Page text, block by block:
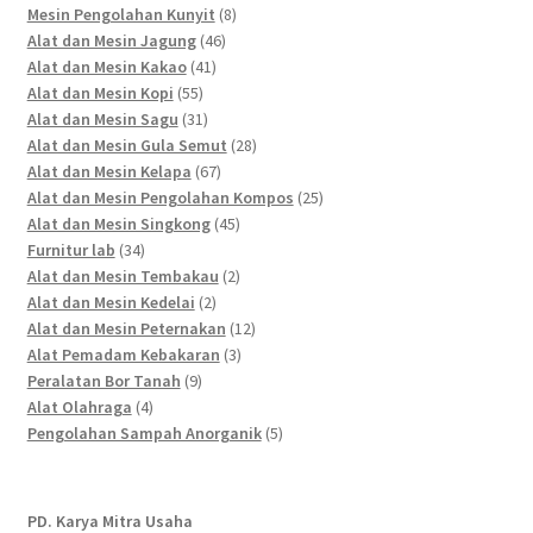
products
Mesin Pengolahan Kunyit 88
Alat dan Mesin Jagung 4646
Alat dan Mesin Kakao 4141
Alat dan Mesin Kopi 5555
products
Alat dan Mesin Sagu 3131
products
Alat dan Mesin Gula Semut 2828
Alat dan Mesin Kelapa 6767
products
Alat dan Mesin Pengolahan Kompos 2525
Alat dan Mesin Singkong 4545
Furnitur lab 3434
products
Alat dan Mesin Tembakau 22
Alat dan Mesin Kedelai 22
products
Alat dan Mesin Peternakan 1212
Alat Pemadam Kebakaran 33
Peralatan Bor Tanah 99
Alat Olahraga 44
products
Pengolahan Sampah Anorganik 55
PD. Karya Mitra Usaha